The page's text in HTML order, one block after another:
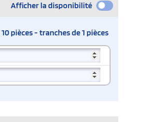
Afficher la disponibilité
10 pièces - tranches de 1 pièces